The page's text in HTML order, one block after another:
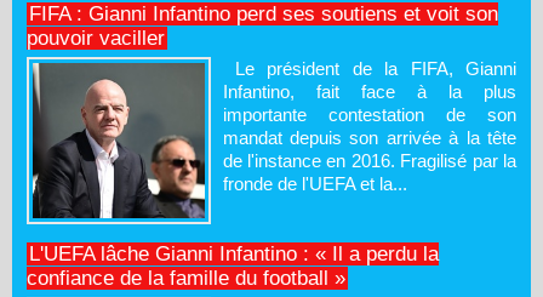
FIFA : Gianni Infantino perd ses soutiens et voit son
pouvoir vaciller
Le président de la FIFA, Gianni
Infantino, fait face à la plus
importante contestation de son
mandat depuis son arrivée à la tête
de l'instance en 2016. Fragilisé par la
fronde de l'UEFA et la...
L'UEFA lâche Gianni Infantino : « Il a perdu la
confiance de la famille du football »